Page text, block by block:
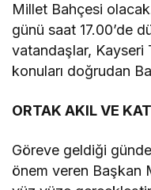
Millet Bahçesi
günü saat 17.00’de
vatandaşlar, Kayseri
konuları doğrudan
ORTAK AKIL VE
Göreve geldiği
önem veren Başkan